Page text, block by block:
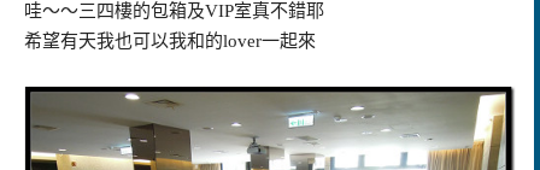
哇～～三四樓的包箱及VIP室真不錯耶
希望有天我也可以我和的lover一起來